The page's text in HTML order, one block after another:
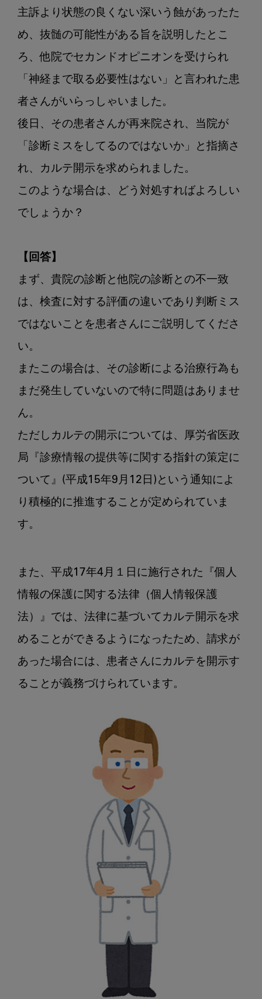
者
ん
の
カ
ル
の
開
を
要
セ
ン
ド
オ
ピ
オ
ン
主訴より状態の良くない深いう蝕があったた
め、抜髄の可能性がある旨を説明したとこ
ろ、他院でセカンドオピニオンを受けられ
「神経まで取る必要性はない」と言われた患
者さんがいらっしゃいました。
後日、その患者さんが再来院され、当院が
「診断ミスをしてるのではないか」と指摘さ
れ、カルテ開示を求められました。
このような場合は、どう対処すればよろしい
でしょうか？
【回答】
まず、貴院の診断と他院の診断との不一致
は、検査に対する評価の違いであり判断ミス
ではないことを患者さんにご説明してくださ
い。
またこの場合は、その診断による治療行為も
まだ発生していないので特に問題はありませ
ん。
ただしカルテの開示については、厚労省医政
局『診療情報の提供等に関する指針の策定に
ついて』(平成15年9月12日)という通知によ
り積極的に推進することが定められていま
す。
また、平成17年4月１日に施行された『個人
情報の保護に関する法律（個人情報保護
法）』では、法律に基づいてカルテ開示を求
めることができるようになったため、請求が
あった場合には、患者さんにカルテを開示す
ることが義務づけられています。